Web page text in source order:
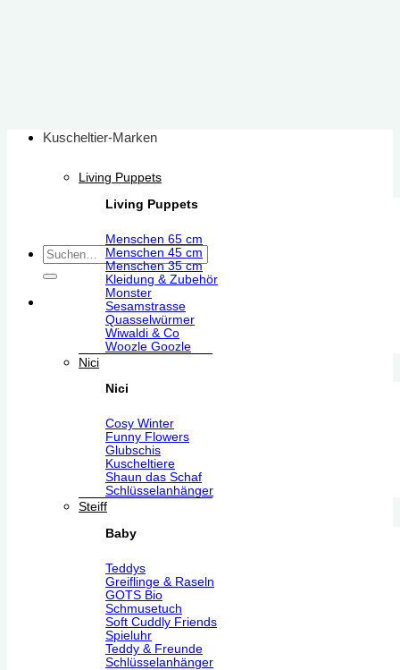
Suchen
nach:
Kuscheltier-Marken
Living Puppets
Living Puppets
Menschen 65 cm
Menschen 45 cm
Menschen 35 cm
Kleidung & Zubehör
Monster
Sesamstrasse
Quasselwürmer
Wiwaldi & Co
Woozle Goozle
Nici
Nici
Cosy Winter
Funny Flowers
Glubschis
Kuscheltiere
Shaun das Schaf
Schlüsselanhänger
Steiff
Baby
Teddys
Greiflinge & Raseln
GOTS Bio
Schmusetuch
Soft Cuddly Friends
Spieluhr
Teddy & Freunde
Schlüsselanhänger